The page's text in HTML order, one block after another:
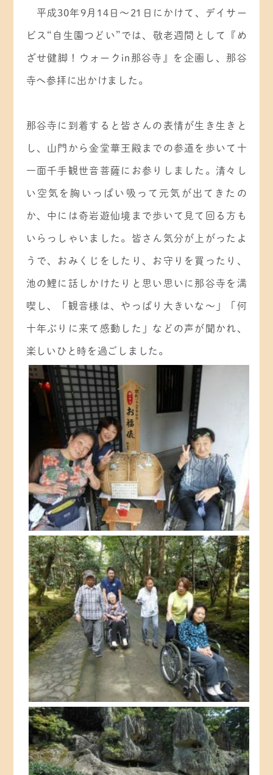
今日の自生園
新型コロナウイルス感染情報
平成30年9 月 14 日～ 21 日にかけて、デイサー
ビス“自生園つどい”では、敬老週間として『め
ざせ健脚！ウォーク in 那谷寺』を企画し、那谷
寺へ参拝に出かけました。
那谷寺に到着すると皆さんの表情が生き生きと
し、山門から金堂華王殿までの参道を歩いて十
一面千手観世音菩薩にお参りしました。清々し
い空気を胸いっぱい吸って元気が出てきたの
か、中には奇岩遊仙境まで歩いて見て回る方も
いらっしゃいました。皆さん気分が上がったよ
うで、おみくじをしたり、お守りを買ったり、
池の鯉に話しかけたりと思い思いに那谷寺を満
喫し、「観音様は、やっぱり大きいな～」「何
十年ぶりに来て感動した」などの声が聞かれ、
楽しいひと時を過ごしました。